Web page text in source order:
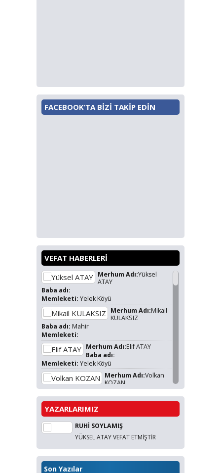
FACEBOOK’TA BİZİ TAKİP EDİN
VEFAT HABERLERİ
Merhum Adı:Yüksel
ATAY
Baba adı:
Memleketi: Yelek Köyü
Merhum Adı:Mikail
KULAKSIZ
Baba adı: Mahir
Memleketi:
Merhum Adı:Elif ATAY
Baba adı:
Memleketi: Yelek Köyü
Merhum Adı:Volkan
KOZAN
Baba adı:Uğur KOZAN
Memleketi:Yelek Köyü
Merhum Adı:
Memleketi:
Merhum Adı:Hamiyet
SARI
Baba adı:Osman DEMİRHAN
Memleketi:
YAZARLARIMIZ
RUHİ SOYLAMIŞ
YÜKSEL ATAY VEFAT ETMİŞTİR
Son Yazılar